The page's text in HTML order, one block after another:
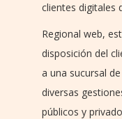
clientes digitales
Regional web,
disposición del
a una sucursal
diversas
públicos y